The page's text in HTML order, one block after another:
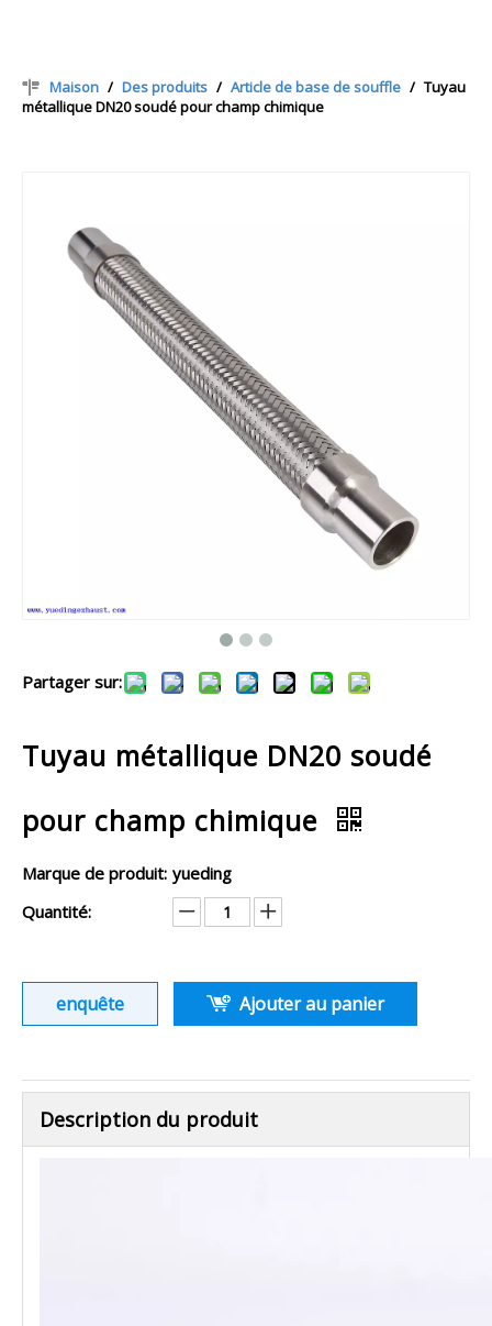
Maison / Des produits / Article de base de souffle / Tuyau
métallique DN20 soudé pour champ chimique
Partager sur:
Tuyau métallique DN20 soudé
pour champ chimique
Marque de produit: yueding
Quantité:
enquête Ajouter au panier
Description du produit